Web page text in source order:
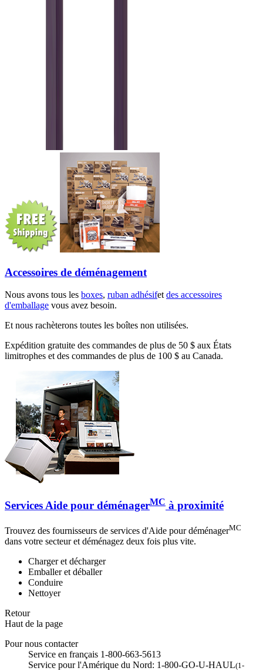
Accessoires de déménagement
Nous avons tous les boxes, ruban adhésifet des accessoires
d'emballage vous avez besoin.
Et nous rachèterons toutes les boîtes non utilisées.
Expédition gratuite des commandes de plus de 50 $ aux États
limitrophes et des commandes de plus de 100 $ au Canada.
Services Aide pour déménagerMC à proximité
Trouvez des fournisseurs de services d'Aide pour déménagerMC
dans votre secteur et déménagez deux fois plus vite.
Charger et décharger
Emballer et déballer
Conduire
Nettoyer
Retour
Haut de la page
Pour nous contacter
Service en français 1-800-663-5613
Service pour l'Amérique du Nord: 1-800-GO-U-HAUL(1-